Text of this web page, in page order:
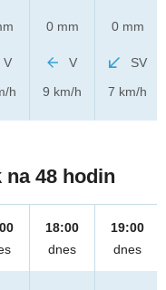
V
h
0 mm
V
9 km/h
0 mm
SV
7 km/h
48 hodin
18:00
dnes
19:00
dnes